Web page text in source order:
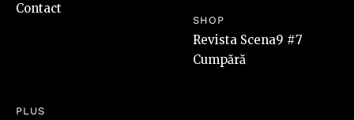
Contact
SHOP
Revista Scena9 #7
Cumpără
PLUS